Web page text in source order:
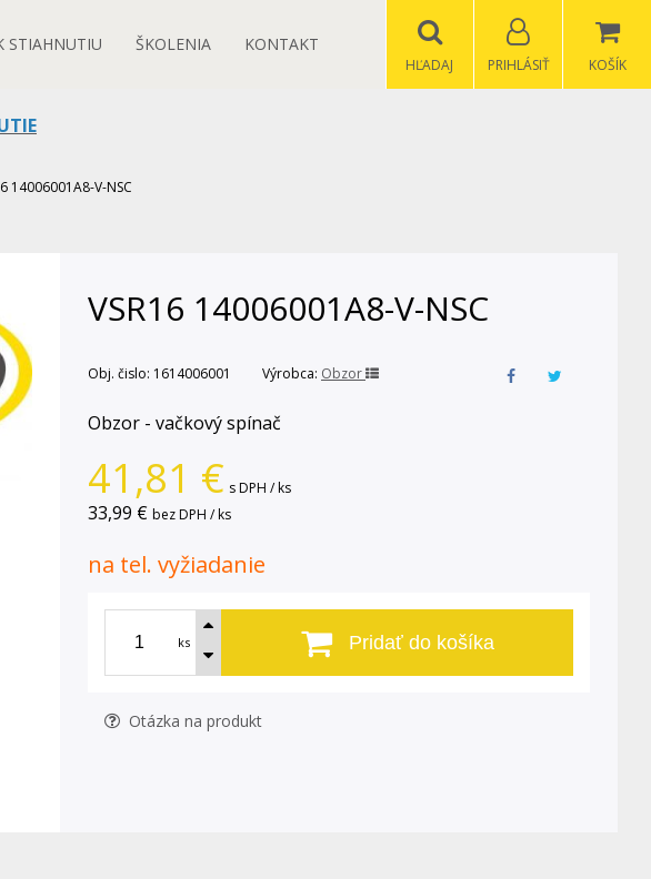
STIAHNUTIU ŠKOLENIA KONTAKT
KOŠÍK
PRIHLÁSIŤ
HĽADAJ
14006001A8-V-NSC
VSR16 14006001A8-V-NSC
Obj. čislo: 1614006001 Výrobca: Obzor
Obzor - vačkový spínač
41,81 € s DPH / ks
33,99 € bez DPH / ks
na tel. vyžiadanie
ks Pridať do košíka
Otázka na produkt